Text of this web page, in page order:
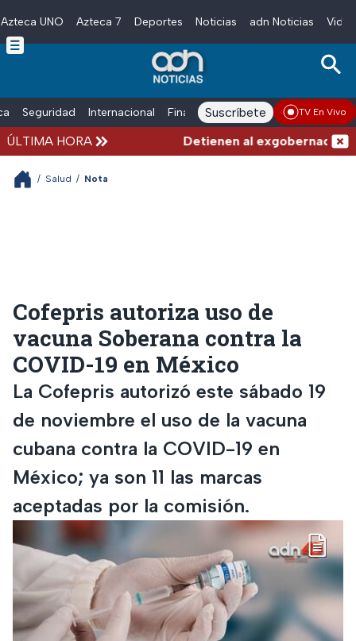
Skip to main content
Azteca UNO Azteca 7 Deportes Noticias adn Noticias
Seguridad Internacional Finanzas adn Noticias Radio
Suscríbete TV En Vivo
ÚLTIMA HORA Detienen al exgobernador
/ Salud / Nota
Cofepris autoriza uso de
vacuna Soberana contra la
COVID-19 en México
La Cofepris autorizó este sábado 19
de noviembre el uso de la vacuna
cubana contra la COVID-19 en
México; ya son 11 las marcas
aceptadas por la comisión.